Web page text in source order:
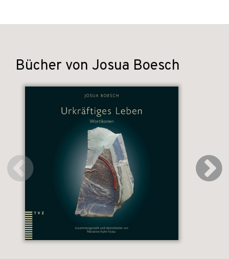
Bücher von Josua Boesch